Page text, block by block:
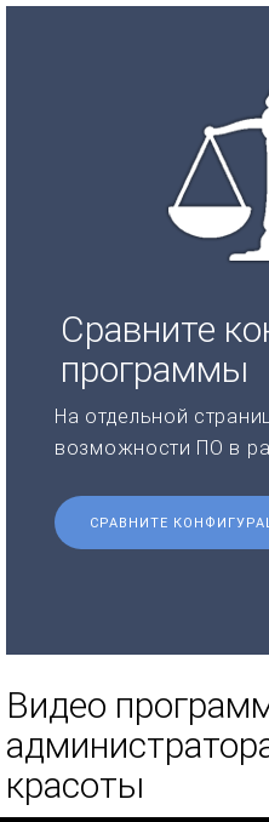
Сравните
программы
На отдельной
возможности ПО в
СРАВНИТЕ
Видео
красоты